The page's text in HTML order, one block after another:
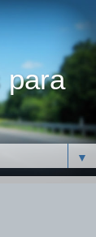
para
▼